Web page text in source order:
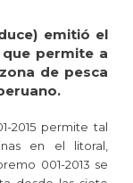
emitió el
permite a
de pesca
2015 permite tal
en el litoral,
001-2013 se